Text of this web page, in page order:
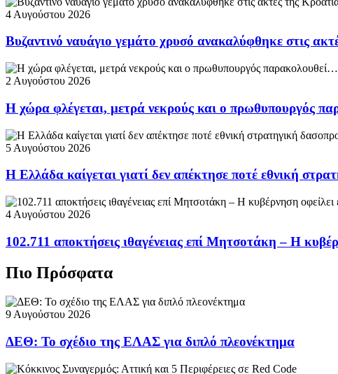
4 Αυγούστου 2026
Βυζαντινό ναυάγιο γεμάτο χρυσό ανακαλύφθηκε στις
2 Αυγούστου 2026
Η χώρα φλέγεται, μετρά νεκρούς και ο πρωθυπουργός
5 Αυγούστου 2026
Η Ελλάδα καίγεται γιατί δεν απέκτησε ποτέ εθνική
4 Αυγούστου 2026
102.711 αποκτήσεις ιθαγένειας επί Μητσοτάκη – Η
Πιο Πρόσφατα
9 Αυγούστου 2026
ΔΕΘ: Το σχέδιο της ΕΛΑΣ για διπλό πλεονέκτημα